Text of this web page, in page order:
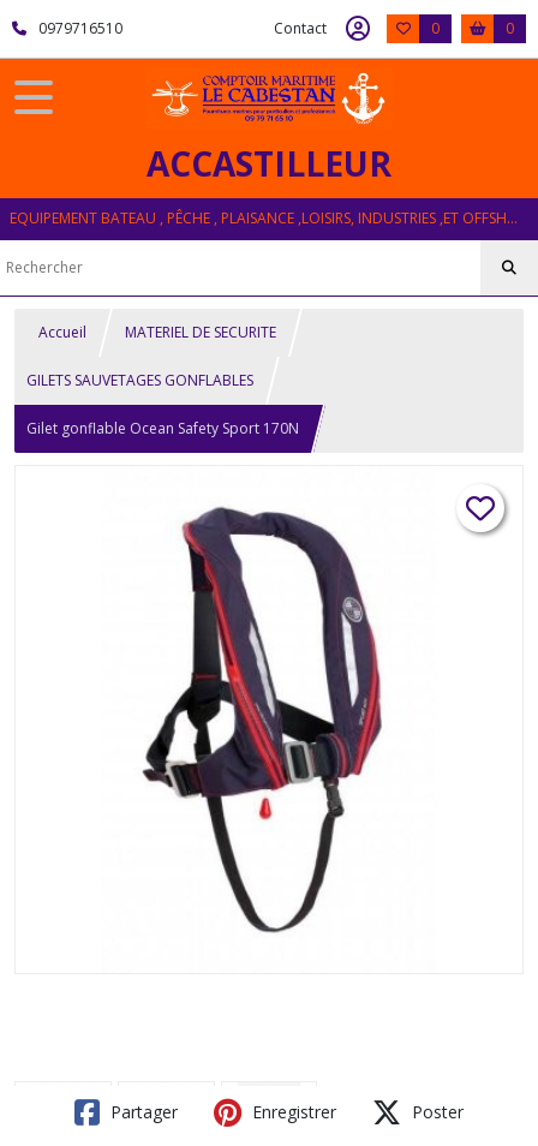
0979716510 Contact 0 0
ACCASTILLEUR
EQUIPEMENT BATEAU , PÊCHE , PLAISANCE ,LOISIRS, INDUSTRIES ,ET OFFSHORE
Accueil MATERIEL DE SECURITE
GILETS SAUVETAGES GONFLABLES
Gilet gonflable Ocean Safety Sport 170N
Partager Enregistrer Poster